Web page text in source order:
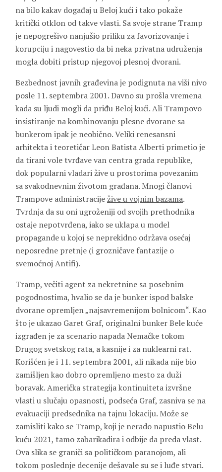
na bilo kakav događaj u Beloj kući i tako pokaže
kritički otklon od takve vlasti. Sa svoje strane Tramp
je nepogrešivo nanjušio priliku za favorizovanje i
korupciju i nagovestio da bi neka privatna udruženja
mogla dobiti pristup njegovoj plesnoj dvorani.
Bezbednost javnih građevina je podignuta na viši nivo
posle 11. septembra 2001. Davno su prošla vremena
kada su ljudi mogli da priđu Beloj kući. Ali Trampovo
insistiranje na kombinovanju plesne dvorane sa
bunkerom ipak je neobično. Veliki renesansni
arhitekta i teoretičar Leon Batista Alberti primetio je
da tirani vole tvrđave van centra grada republike,
dok popularni vladari žive u prostorima povezanim
sa svakodnevnim životom građana. Mnogi članovi
Trampove administraciježive u vojnim bazama.
Tvrdnja da su oni ugroženiji od svojih prethodnika
ostaje nepotvrđena, iako se uklapa u model
propagande u kojoj se neprekidno održava osećaj
neposredne pretnje (i grozničave fantazije o
svemoćnoj Antifi).
Tramp, večiti agent za nekretnine sa posebnim
pogodnostima, hvalio se da je bunker ispod balske
dvorane opremljen „najsavremenijom bolnicom“. Kao
što je ukazao Garet Graf, originalni bunker Bele kuće
izgrađen je za scenario napada Nemačke tokom
Drugog svetskog rata, a kasnije i za nuklearni rat.
Korišćen je i 11. septembra 2001, ali nikada nije bio
zamišljen kao dobro opremljeno mesto za duži
boravak. Američka strategija kontinuiteta izvršne
vlasti u slučaju opasnosti, podseća Graf, zasniva se na
evakuaciji predsednika na tajnu lokaciju. Može se
zamisliti kako se Tramp, koji je nerado napustio Belu
kuću 2021, tamo zabarikadira i odbije da preda vlast.
Ova slika se graniči sa političkom paranojom, ali
tokom poslednje decenije dešavale su se i luđe stvari.